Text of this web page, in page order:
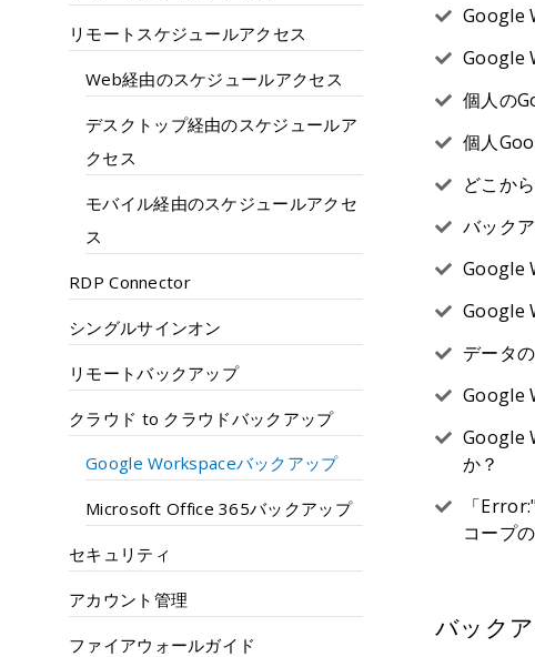
リモートスケジュールアクセス
Web経由のスケジュールアクセス
デスクトップ経由のスケジュールア
クセス
モバイル経由のスケジュールアクセ
ス
RDP Connector
シングルサインオン
リモートバックアップ
クラウド to クラウドバックアップ
Google Workspaceバックアップ
Microsoft Office 365バックアップ
セキュリティ
アカウント管理
ファイアウォールガイド
Google
Google
個人の
個人
どこか
バック
Google
Google
データ
Google
Google
か？
「
コープ
バック